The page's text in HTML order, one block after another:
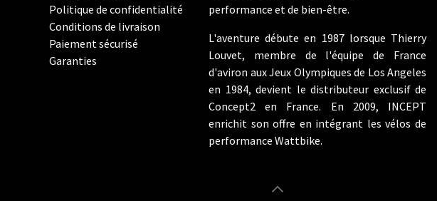
Politique de confidentialité
Conditions de livraison
Paiement sécurisé
Garanties
performance et de bien-être.
L'aventure débute en 1987 lorsque Thierry
Louvet, membre de l'équipe de France
d'aviron aux Jeux Olympiques de Los Angeles
en 1984, devient le distributeur exclusif de
Concept2 en France. En 2009, INCEPT
enrichit son offre en intégrant les vélos de
performance Wattbike.